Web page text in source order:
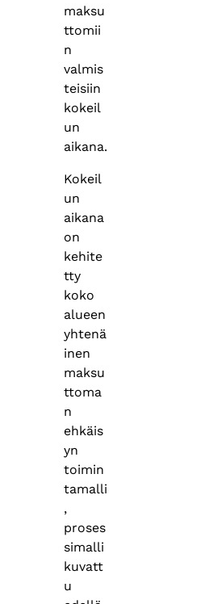
maksu
ttomii
n
valmis
teisiin
kokeil
un
aikana.
Kokeil
un
aikana
on
kehite
tty
koko
alueen
yhtenä
inen
maksu
ttoma
n
ehkäis
yn
toimin
tamalli
,
proses
simalli
kuvatt
u